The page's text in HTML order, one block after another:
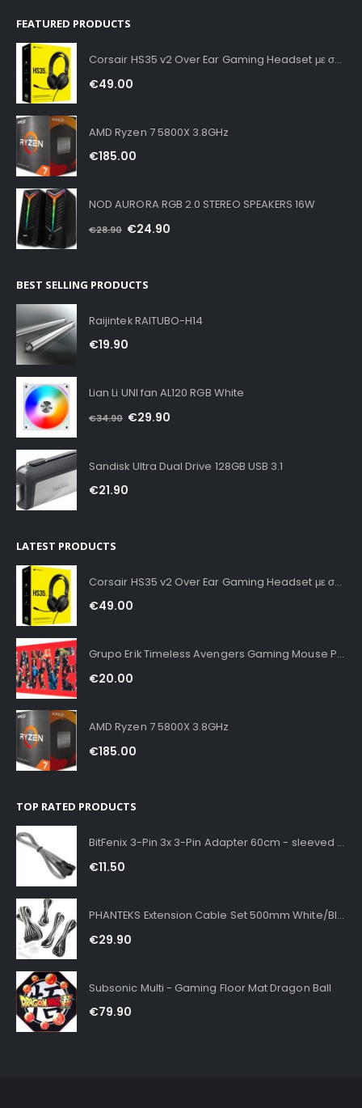
FEATURED PRODUCTS
Corsair HS35 v2 Over Ear Gaming Headset με σύνδεση 3.5mm Carbon for PC / PS4 / XBOX
€49.00
AMD Ryzen 7 5800X 3.8GHz
€185.00
NOD AURORA RGB 2.0 STEREO SPEAKERS 16W
€28.90 €24.90
BEST SELLING PRODUCTS
Raijintek RAITUBO-H14
€19.90
Lian Li UNI fan AL120 RGB White
€34.90 €29.90
Sandisk Ultra Dual Drive 128GB USB 3.1
€21.90
LATEST PRODUCTS
Corsair HS35 v2 Over Ear Gaming Headset με σύνδεση 3.5mm Carbon for PC / PS4 / XBOX
€49.00
Grupo Erik Timeless Avengers Gaming Mouse Pad XXL
€20.00
AMD Ryzen 7 5800X 3.8GHz
€185.00
TOP RATED PRODUCTS
BitFenix 3-Pin 3x 3-Pin Adapter 60cm - sleeved Silver
€11.50
PHANTEKS Extension Cable Set 500mm White/Black
€29.90
Subsonic Multi - Gaming Floor Mat Dragon Ball
€79.90